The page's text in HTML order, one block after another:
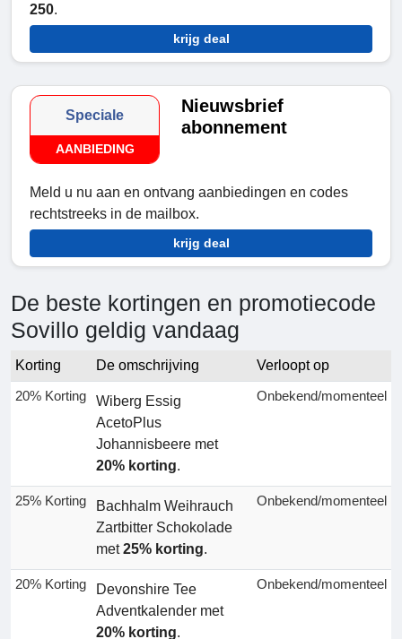
250.
krijg deal
Speciale
AANBIEDING
Nieuwsbrief
abonnement
Meld u nu aan en ontvang aanbiedingen en codes
rechtstreeks in de mailbox.
krijg deal
De beste kortingen en promotiecode
Sovillo geldig vandaag
Korting De omschrijving
Verloopt op
20% Korting
Wiberg Essig
AcetoPlus
Johannisbeere met
20% korting.
Onbekend/momenteel
25% Korting
Bachhalm Weihrauch
Zartbitter Schokolade
met25% korting.
Onbekend/momenteel
20% Korting
Devonshire Tee
Adventkalender met
20% korting.
Onbekend/momenteel